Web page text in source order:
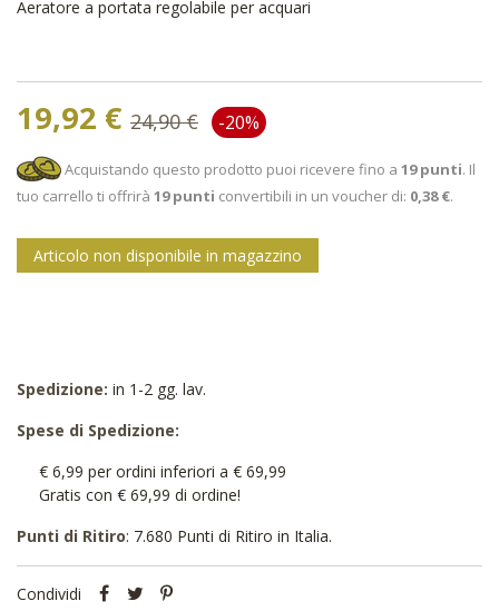
Aeratore a portata regolabile per acquari
19,92 € 24,90 € -20%
Acquistando questo prodotto puoi ricevere fino a 19 punti. Il
tuo carrello ti offrirà 19punti convertibili in un voucher di: 0,38 €.
Articolo non disponibile in magazzino
Spedizione: in 1-2 gg. lav.
Spese di Spedizione:
€ 6,99 per ordini inferiori a € 69,99
Gratis con € 69,99 di ordine!
Punti di Ritiro: 7.680 Punti di Ritiro in Italia.
Condividi